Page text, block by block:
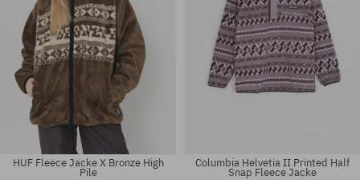
HUF Fleece Jacke X Bronze High
Pile
Columbia Helvetia II Printed Half
Snap Fleece Jacke